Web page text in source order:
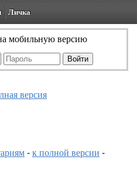
Личка
мобильную версию
версия
-к полной версии -